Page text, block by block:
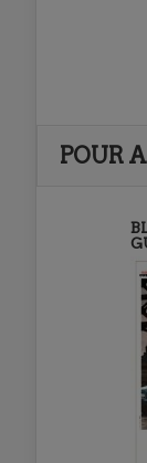
POUR